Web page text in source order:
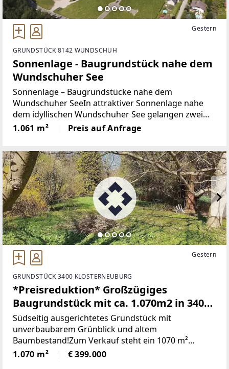
Gestern
GRUNDSTÜCK 8142 WUNDSCHUH
Sonnenlage - Baugrundstück nahe dem
Wundschuher See
Sonnenlage – Baugrundstücke nahe dem
Wundschuher SeeIn attraktiver Sonnenlage nahe
dem idyllischen Wundschuher See gelangen zwei
wunderschöne, voll aufgeschlossene
Baugrundstücke zum Verkauf. Die Liegenschaften
1.061 m² Preis auf Anfrage
Gestern
GRUNDSTÜCK 3400 KLOSTERNEUBURG
*Preisreduktion* Großzügiges
Baugrundstück mit ca. 1.070m2 in 3400
Klosterneuburg - Maria Gugging
(Bauklasse I und II)
Südseitig ausgerichtetes Grundstück mit
unverbaubarem Grünblick und altem
Baumbestand!Zum Verkauf steht ein 1070 m²
großes, unbebautes Baugrundstück in begehrter
Lage von Maria Gugging, einem Ortsteil der
1.070 m² € 399.000